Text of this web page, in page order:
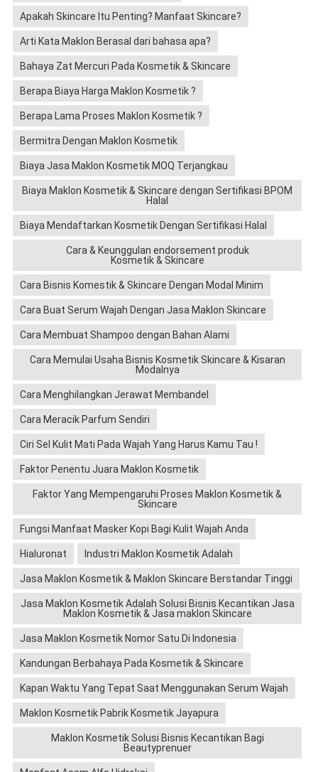
Apakah Skincare Itu Penting? Manfaat Skincare?
Arti Kata Maklon Berasal dari bahasa apa?
Bahaya Zat Mercuri Pada Kosmetik & Skincare
Berapa Biaya Harga Maklon Kosmetik ?
Berapa Lama Proses Maklon Kosmetik ?
Bermitra Dengan Maklon Kosmetik
Biaya Jasa Maklon Kosmetik MOQ Terjangkau
Biaya Maklon Kosmetik & Skincare dengan Sertifikasi BPOM
Halal
Biaya Mendaftarkan Kosmetik Dengan Sertifikasi Halal
Cara & Keunggulan endorsement produk
Kosmetik & Skincare
Cara Bisnis Komestik & Skincare Dengan Modal Minim
Cara Buat Serum Wajah Dengan Jasa Maklon Skincare
Cara Membuat Shampoo dengan Bahan Alami
Cara Memulai Usaha Bisnis Kosmetik Skincare & Kisaran
Modalnya
Cara Menghilangkan Jerawat Membandel
Cara Meracik Parfum Sendiri
Ciri Sel Kulit Mati Pada Wajah Yang Harus Kamu Tau !
Faktor Penentu Juara Maklon Kosmetik
Faktor Yang Mempengaruhi Proses Maklon Kosmetik &
Skincare
Fungsi Manfaat Masker Kopi Bagi Kulit Wajah Anda
Hialuronat Industri Maklon Kosmetik Adalah
Jasa Maklon Kosmetik & Maklon Skincare Berstandar Tinggi
Jasa Maklon Kosmetik Adalah Solusi Bisnis Kecantikan Jasa
Maklon Kosmetik & Jasa maklon Skincare
Jasa Maklon Kosmetik Nomor Satu Di Indonesia
Kandungan Berbahaya Pada Kosmetik & Skincare
Kapan Waktu Yang Tepat Saat Menggunakan Serum Wajah
Maklon Kosmetik Pabrik Kosmetik Jayapura
Maklon Kosmetik Solusi Bisnis Kecantikan Bagi
Beautyprenuer